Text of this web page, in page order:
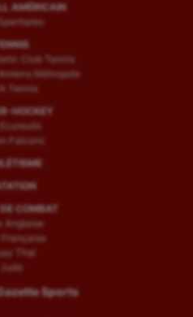
AMÉRICAIN
Club Tennis
Métropole
Tennis
HOCKEY
Ecureuils
Falcons
COMBAT
Anglaise
Française
Thaï
Judo
Sports